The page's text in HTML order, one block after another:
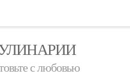
с любовью